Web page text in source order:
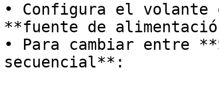
• Configura el volante
**fuente de
• Para cambiar entre
secuencial**: